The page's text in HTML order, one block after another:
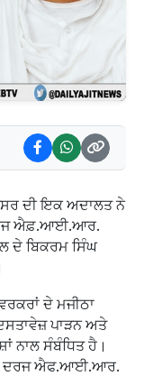
ਦੀ ਇਕ ਅਦਾਲਤ ਨੇ
ਐਫ਼.ਆਈ.ਆਰ.
ਦੇ ਬਿਕਰਮ ਸਿੰਘ
ਦੇ ਮਜੀਠਾ
ਪਾੜਨ ਅਤੇ
ਨਾਲ ਸੰਬੰਧਿਤ ਹੈ।
ਦਰਜ ਐਫ.ਆਈ.ਆਰ.